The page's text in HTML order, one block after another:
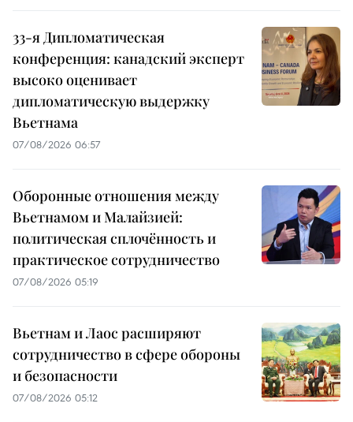
33-я Дипломатическая
конференция: канадский эксперт
высоко оценивает
дипломатическую выдержку
Вьетнама
07/08/2026 06:57
Оборонные отношения между
Вьетнамом и Малайзией:
политическая сплочённость и
практическое сотрудничество
07/08/2026 05:19
Вьетнам и Лаос расширяют
сотрудничество в сфере обороны
и безопасности
07/08/2026 05:12